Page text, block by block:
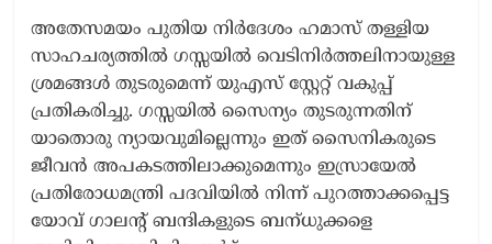
അതേസമയം പുതിയ നിർദേശം ഹമാസ്​ തള്ളിയ
സാഹചര്യത്തിൽ ഗസ്സയിൽ വെടിനിർത്തലിനായുള്ള
ശ്രമങ്ങൾ തുടരുമെന്ന്​ യുഎസ്​ സ്റ്റേറ്റ് വകുപ്പ്​
പ്രതികരിച്ചു. ഗസ്സയിൽ സൈന്യം തുടരുന്നതിന്
യാതൊരു ന്യായവുമില്ലെന്നും ഇത് സൈനികരുടെ
ജീവൻ അപകടത്തിലാക്കുമെന്നും ഇസ്രായേൽ
പ്രതിരോധമന്ത്രി പദവിയിൽ നിന്ന്​ പുറത്താക്കപ്പെട്ട
യോവ് ഗാലന്റ് ബന്ദികളുടെ ബന്​ധുക്ക​ളെ